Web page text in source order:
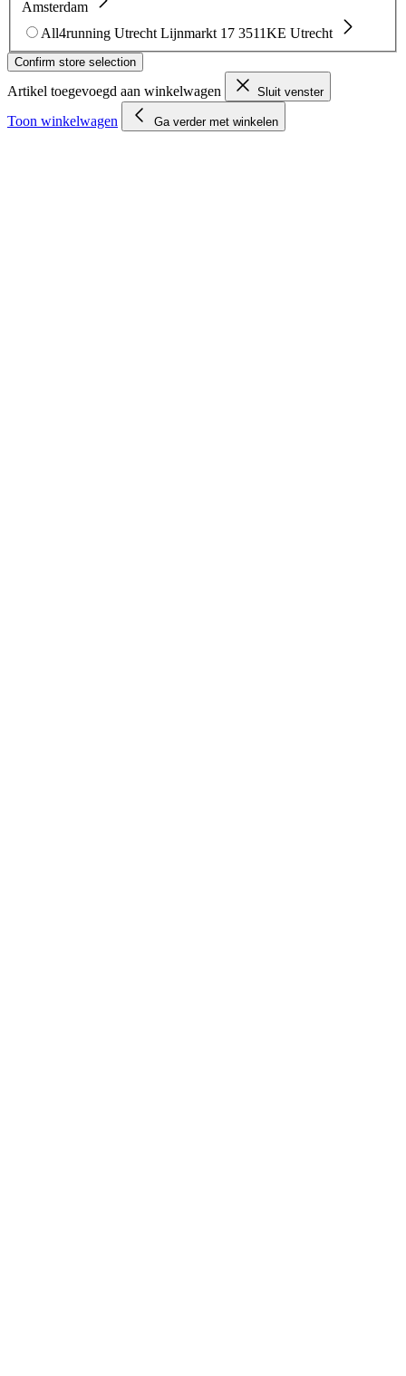
Amsterdam
All4running Utrecht Lijnmarkt 17 3511KE Utrecht
Confirm store selection
Artikel toegevoegd aan winkelwagen Sluit venster
Toon winkelwagen Ga verder met winkelen